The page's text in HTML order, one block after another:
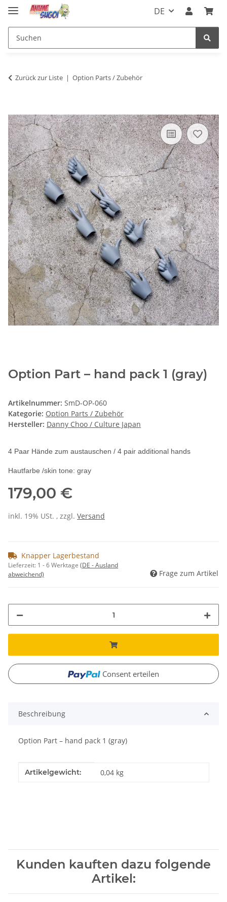
DE
Zurück zur Liste Option Parts / Zubehör
Option Part – hand pack 1 (gray)
Artikelnummer: SmD-OP-060
Kategorie: Option Parts / Zubehör
Hersteller: Danny Choo / Culture Japan
4 Paar Hände zum austauschen / 4 pair additional hands
Hautfarbe /skin tone: gray
179,00 €
inkl. 19% USt. , zzgl. Versand
Knapper Lagerbestand
Lieferzeit: 1 - 6 Werktage (DE - Ausland
abweichend)
Frage zum Artikel
Consent erteilen
Beschreibung
Option Part – hand pack 1 (gray)
Produkteigenschaft
Wert
Artikelgewicht: 0,04 kg
Kunden kauften dazu folgende
Artikel: